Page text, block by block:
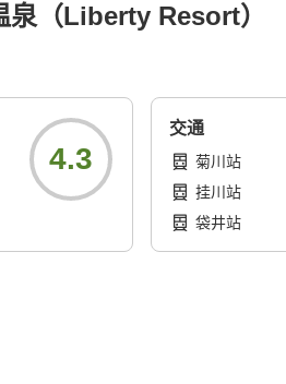
（Liberty Resort）
4.3
交通
菊川站
挂川站
袋井站